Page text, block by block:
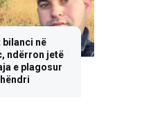
bilanci në
ndërron jetë
e plagosur